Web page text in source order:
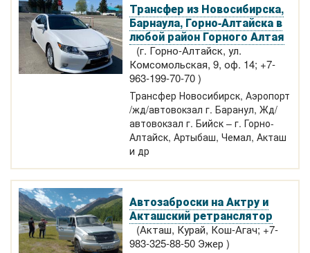
Трансфер из Новосибирска,
Барнаула, Горно-Алтайска в
любой район Горного Алтая
(г. Горно-Алтайск, ул.
Комсомольская, 9, оф. 14; +7-
963-199-70-70 )
Трансфер Новосибирск, Аэропорт
/жд/автовокзал г. Баранул, Жд/
автовокзал г. Бийск – г. Горно-
Алтайск, Артыбаш, Чемал, Акташ
и др
Автозаброски на Актру и
Акташский ретранслятор
(Акташ, Курай, Кош-Агач; +7-
983-325-88-50 Эжер )